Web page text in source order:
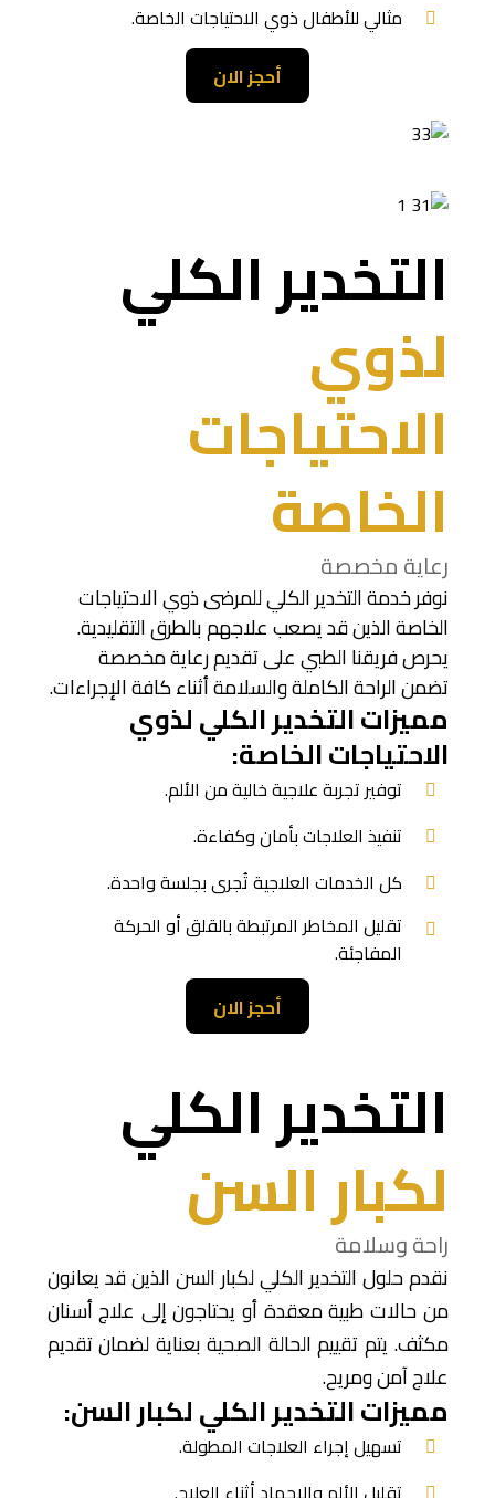
مثالي للأطفال ذوي الاحتياجات الخاصة.
أحجز الان
التخدير الكلي
لذوي
الاحتياجات
الخاصة
رعاية مخصصة
نوفر خدمة التخدير الكلي للمرضى ذوي الاحتياجات
الخاصة الذين قد يصعب علاجهم بالطرق التقليدية.
يحرص فريقنا الطبي على تقديم رعاية مخصصة
تضمن الراحة الكاملة والسلامة أثناء كافة الإجراءات.
مميزات التخدير الكلي لذوي
الاحتياجات الخاصة:
توفير تجربة علاجية خالية من الألم.
تنفيذ العلاجات بأمان وكفاءة.
كل الخدمات العلاجية تُجرى بجلسة واحدة.
تقليل المخاطر المرتبطة بالقلق أو الحركة
المفاجئة.
أحجز الان
التخدير الكلي
لكبار السن
راحة وسلامة
نقدم حلول التخدير الكلي لكبار السن الذين قد يعانون
من حالات طبية معقدة أو يحتاجون إلى علاج أسنان
مكثف. يتم تقييم الحالة الصحية بعناية لضمان تقديم
علاج آمن ومريح.
مميزات التخدير الكلي لكبار السن:
تسهيل إجراء العلاجات المطولة.